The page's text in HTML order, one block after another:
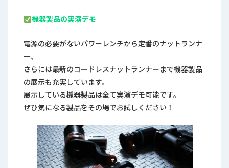
機器製品の実演デモ
電源の必要がないパワーレンチから定番のナットランナ
ー、
さらには最新のコードレスナットランナーまで機器製品
の展示も充実しています。
展示している機器製品は全て実演デモ可能です。
ぜひ気になる製品をその場でお試しください！